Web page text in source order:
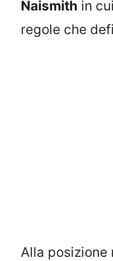
Naismith in
regole che
Alla posizione